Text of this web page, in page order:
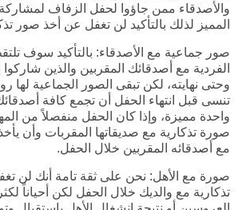
والأصدقاء ممن جاؤوا لحفل الزفاف لمشاركة
المميز لذلك بالتأكيد لن تغفل عن أخذ صور
صور جماعية مع الأصدقاء: بالتأكيد سوف
الفردية مع أصدقائك المقربين والذين شاركوا
وحتى نهايته، لكن تبقى الصور الجماعية لها
تنسى قبل انتهاء الحفل أن تجمع كافة
واحدة مميزة، وإذا كان الحفل منفصلاً من
صورة تذكارية مع صديقاتها المقربات وأن
مع أصدقائه المقربين خلال الحفل.
صورة مع الأهل: نحن على ثقة تامة أنك لن
تذكارية مع والديك خلال الحفل لكن أحياناً